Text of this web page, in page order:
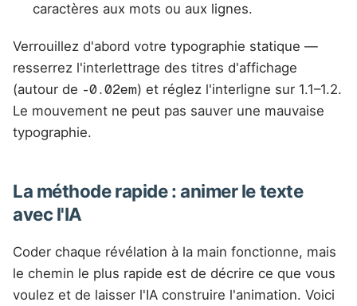
caractères aux mots ou aux lignes.
Verrouillez d'abord votre typographie statique —
resserrez l'interlettrage des titres d'affichage
(autour de -0.02em) et réglez l'interligne sur 1.1–1.2.
Le mouvement ne peut pas sauver une mauvaise
typographie.
La méthode rapide : animer le texte
avec l'IA
Coder chaque révélation à la main fonctionne, mais
le chemin le plus rapide est de décrire ce que vous
voulez et de laisser l'IA construire l'animation. Voici